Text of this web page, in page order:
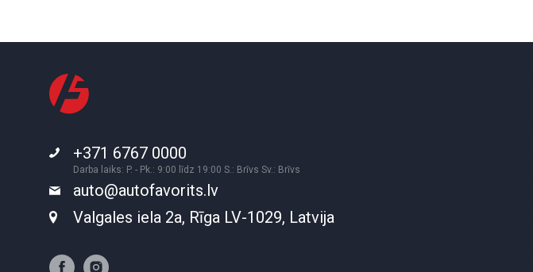
+371 6767 0000
Darba laiks: P. - Pk.: 9:00 līdz 19:00 S.: Brīvs Sv.: Brīvs
auto@autofavorits.lv
Valgales iela 2a, Rīga LV-1029, Latvija